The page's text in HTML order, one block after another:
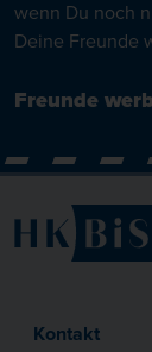
wenn Du noch
Deine Freunde
Freunde
Kontakt